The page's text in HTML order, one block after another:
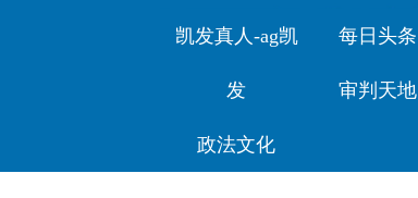
凯发真人-ag凯
发
每日头条
审判天地
政法文化